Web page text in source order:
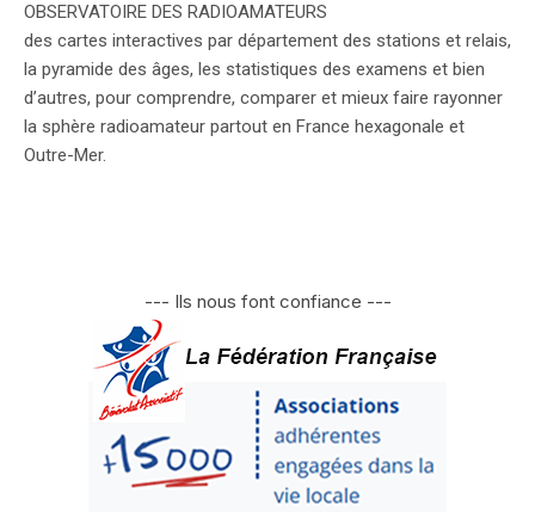
OBSERVATOIRE DES RADIOAMATEURS
des cartes interactives par département des stations et relais,
la pyramide des âges, les statistiques des examens et bien
d’autres, pour comprendre, comparer et mieux faire rayonner
la sphère radioamateur partout en France hexagonale et
Outre-Mer.
--- Ils nous font confiance ---